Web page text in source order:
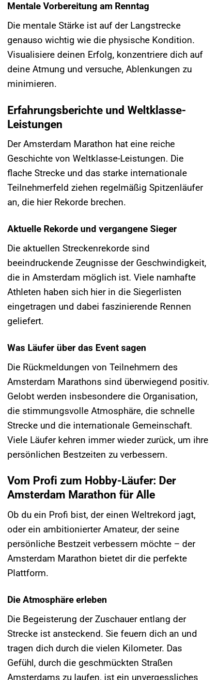
Mentale Vorbereitung am Renntag
Die mentale Stärke ist auf der Langstrecke
genauso wichtig wie die physische Kondition.
Visualisiere deinen Erfolg, konzentriere dich auf
deine Atmung und versuche, Ablenkungen zu
minimieren.
Erfahrungsberichte und Weltklasse-
Leistungen
Der Amsterdam Marathon hat eine reiche
Geschichte von Weltklasse-Leistungen. Die
flache Strecke und das starke internationale
Teilnehmerfeld ziehen regelmäßig Spitzenläufer
an, die hier Rekorde brechen.
Aktuelle Rekorde und vergangene Sieger
Die aktuellen Streckenrekorde sind
beeindruckende Zeugnisse der Geschwindigkeit,
die in Amsterdam möglich ist. Viele namhafte
Athleten haben sich hier in die Siegerlisten
eingetragen und dabei faszinierende Rennen
geliefert.
Was Läufer über das Event sagen
Die Rückmeldungen von Teilnehmern des
Amsterdam Marathons sind überwiegend positiv.
Gelobt werden insbesondere die Organisation,
die stimmungsvolle Atmosphäre, die schnelle
Strecke und die internationale Gemeinschaft.
Viele Läufer kehren immer wieder zurück, um ihre
persönlichen Bestzeiten zu verbessern.
Vom Profi zum Hobby-Läufer: Der
Amsterdam Marathon für Alle
Ob du ein Profi bist, der einen Weltrekord jagt,
oder ein ambitionierter Amateur, der seine
persönliche Bestzeit verbessern möchte – der
Amsterdam Marathon bietet dir die perfekte
Plattform.
Die Atmosphäre erleben
Die Begeisterung der Zuschauer entlang der
Strecke ist ansteckend. Sie feuern dich an und
tragen dich durch die vielen Kilometer. Das
Gefühl, durch die geschmückten Straßen
Amsterdams zu laufen, ist ein unvergessliches